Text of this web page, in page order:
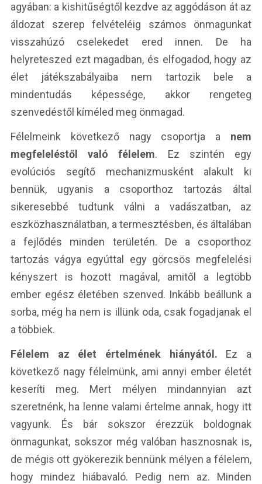
agyában: a kishitűségtől kezdve az aggódáson át az
áldozat szerep felvételéig számos önmagunkat
visszahúzó cselekedet ered innen. De ha
helyreteszed ezt magadban, és elfogadod, hogy az
élet játékszabályaiba nem tartozik bele a
mindentudás képessége, akkor rengeteg
szenvedéstől kíméled meg önmagad.
Félelmeink következő nagy csoportja a nem
megfeleléstől való félelem. Ez szintén egy
evolúciós segítő mechanizmusként alakult ki
bennük, ugyanis a csoporthoz tartozás által
sikeresebbé tudtunk válni a vadászatban, az
eszközhasználatban, a termesztésben, és általában
a fejlődés minden területén. De a csoporthoz
tartozás vágya egyúttal egy görcsös megfelelési
kényszert is hozott magával, amitől a legtöbb
ember egész életében szenved. Inkább beállunk a
sorba, még ha nem is illünk oda, csak fogadjanak el
a többiek.
Félelem az élet értelmének hiányától. Ez a
következő nagy félelmünk, ami annyi ember életét
keseríti meg. Mert mélyen mindannyian azt
szeretnénk, ha lenne valami értelme annak, hogy itt
vagyunk. És bár sokszor érezzük boldognak
önmagunkat, sokszor még valóban hasznosnak is,
de mégis ott gyökerezik bennünk mélyen a félelem,
hogy mindez hiábavaló. Pedig nem az. Minden